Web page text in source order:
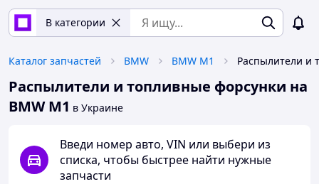
В категории
Каталог запчастей BMW BMW M1
Распылители и топливные форсунки на
BMW M1 в Украине
Введи номер авто, VIN или выбери из
списка, чтобы быстрее найти нужные
запчасти